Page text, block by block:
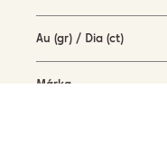
Au (gr) / Dia (ct)
Márka